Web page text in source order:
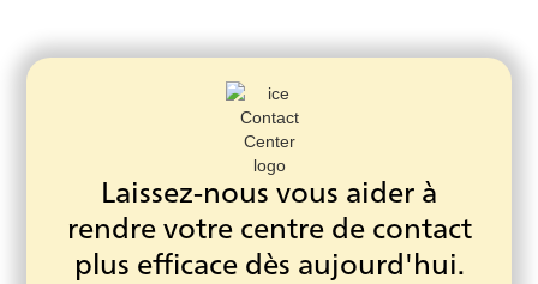
Laissez-nous vous aider à
rendre votre centre de contact
plus efficace dès aujourd'hui.